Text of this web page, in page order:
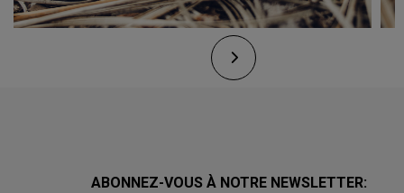
ABONNEZ-VOUS À NOTRE NEWSLETTER: